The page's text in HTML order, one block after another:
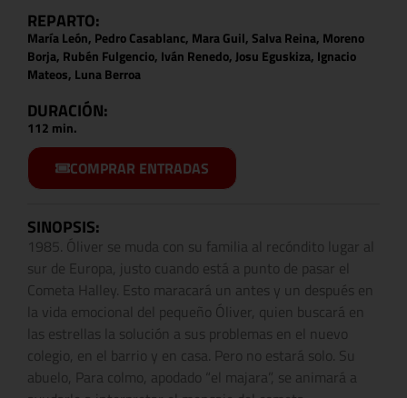
REPARTO:
María León, Pedro Casablanc, Mara Guil, Salva Reina, Moreno
Borja, Rubén Fulgencio, Iván Renedo, Josu Eguskiza, Ignacio
Mateos, Luna Berroa
DURACIÓN:
112 min.
COMPRAR ENTRADAS
SINOPSIS:
1985. Óliver se muda con su familia al recóndito lugar al
sur de Europa, justo cuando está a punto de pasar el
Cometa Halley. Esto maracará un antes y un después en
la vida emocional del pequeño Óliver, quien buscará en
las estrellas la solución a sus problemas en el nuevo
colegio, en el barrio y en casa. Pero no estará solo. Su
abuelo, Para colmo, apodado “el majara”, se animará a